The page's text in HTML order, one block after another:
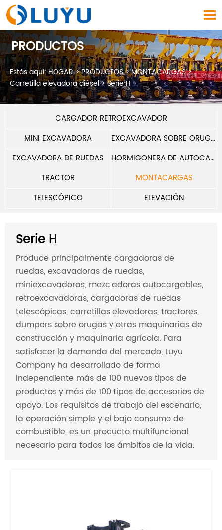

PRODUCTOS
Estás aquí:HOGAR>PRODUCTOS>MONTACARGAS>
Carretilla elevadora diésel>Serie H
CARGADOR RETROEXCAVADOR
MINI EXCAVADORA
EXCAVADORA SOBRE ORUGAS
EXCAVADORA DE RUEDAS
HORMIGONERA DE AUTOCARGA
TRACTOR
MONTACARGAS
TELESCÓPICO
ELEVACIÓN
Serie H
Produce principalmente cargadoras de
ruedas, excavadoras de ruedas,
miniexcavadoras, mezcladoras autocargables,
retroexcavadoras, cargadoras de ruedas
telescópicas, carretillas elevadoras, tractores,
dumpers sobre orugas y otras maquinarias de
construcción y maquinaria agrícola. Para
satisfacer la demanda del mercado, Luyu
Company ha desarrollado de forma
independiente más de 100 nuevos tipos de
productos y más de 100 tipos de accesorios de
apoyo. Los requisitos de trabajo del escenario,
la operación simple y el bajo consumo de
combustible, es un producto multifuncional
necesario para todos los ámbitos de la vida.